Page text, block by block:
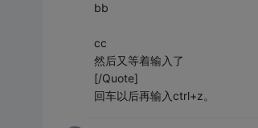
bb
cc
然后又等着输入了
[/Quote]
回车以后再输入ctrl+z。